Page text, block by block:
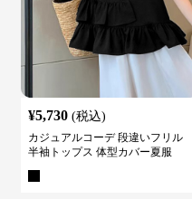
¥5,730 (税込)
カジュアルコーデ 段違いフリル
半袖トップス 体型カバー夏服